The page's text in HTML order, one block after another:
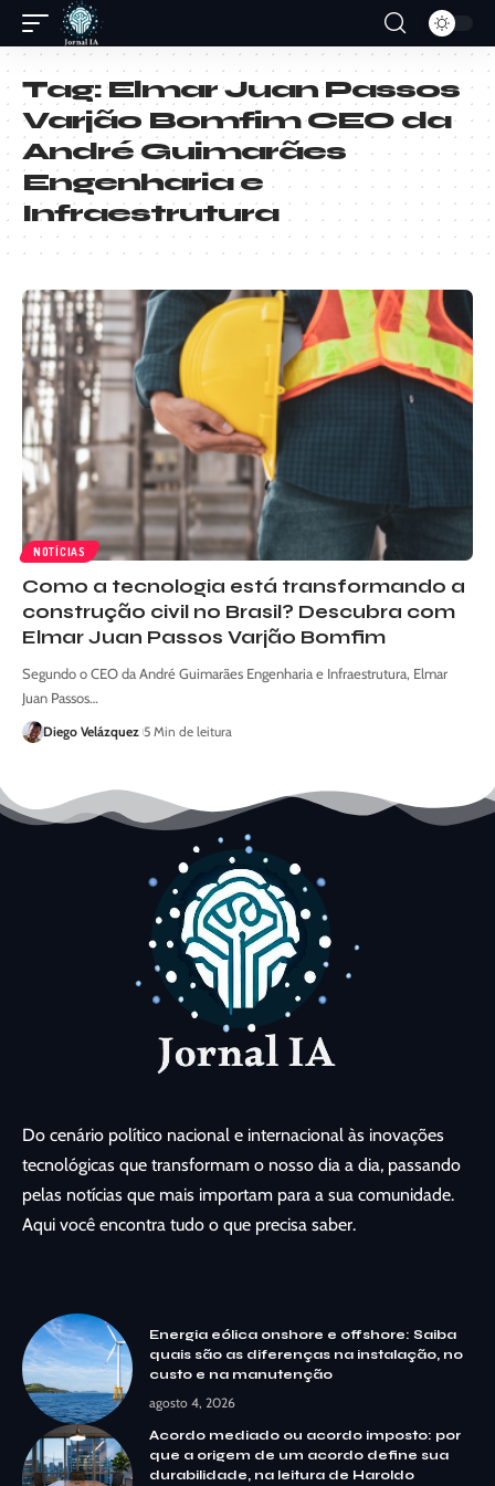
Tag:Elmar Juan Passos
Varjão Bomfim CEO da
André Guimarães
Engenharia e
Infraestrutura
NOTÍCIAS
Como a tecnologia está transformando a
construção civil no Brasil? Descubra com
Elmar Juan Passos Varjão Bomfim
Segundo o CEO da André Guimarães Engenharia e Infraestrutura, Elmar
Juan Passos…
Diego Velázquez 5 Min de leitura
Do cenário político nacional e internacional às inovações
tecnológicas que transformam o nosso dia a dia, passando
pelas notícias que mais importam para a sua comunidade.
Aqui você encontra tudo o que precisa saber.
Energia eólica onshore e offshore: Saiba
quais são as diferenças na instalação, no
custo e na manutenção
agosto 4, 2026
Acordo mediado ou acordo imposto: por
que a origem de um acordo define sua
durabilidade, na leitura de Haroldo